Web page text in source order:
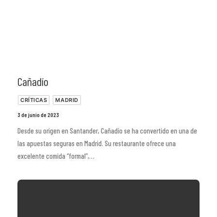
Cañadío
CRÍTICAS MADRID
3 de junio de 2023
Desde su origen en Santander, Cañadío se ha convertido en una de
las apuestas seguras en Madrid. Su restaurante ofrece una
excelente comida “formal”,…